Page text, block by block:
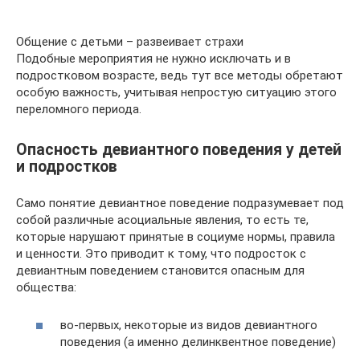
Общение с детьми – развеивает страхи
Подобные мероприятия не нужно исключать и в
подростковом возрасте, ведь тут все методы обретают
особую важность, учитывая непростую ситуацию этого
переломного периода.
Опасность девиантного поведения у детей
и подростков
Само понятие девиантное поведение подразумевает под
собой различные асоциальные явления, то есть те,
которые нарушают принятые в социуме нормы, правила
и ценности. Это приводит к тому, что подросток с
девиантным поведением становится опасным для
общества:
во-первых, некоторые из видов девиантного
поведения (а именно делинквентное поведение)